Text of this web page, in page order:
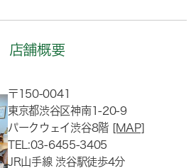
店舗概要
〒150-0041
東京都渋谷区神南1-20-9
パークウェイ渋谷8階 [MAP]
TEL:03-6455-3405
JR山手線 渋谷駅徒歩4分